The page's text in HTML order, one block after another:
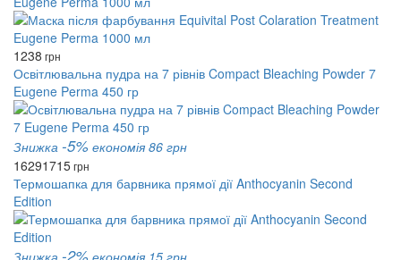
1238 грн
Освітлювальна пудра на 7 рівнів Compact Bleaching Powder 7
Eugene Perma 450 гр
Знижка -5% економія 86 грн
16291715грн
Термошапка для барвника прямої дії Anthocyanin Second
Edition
Знижка -2% економія 15 грн